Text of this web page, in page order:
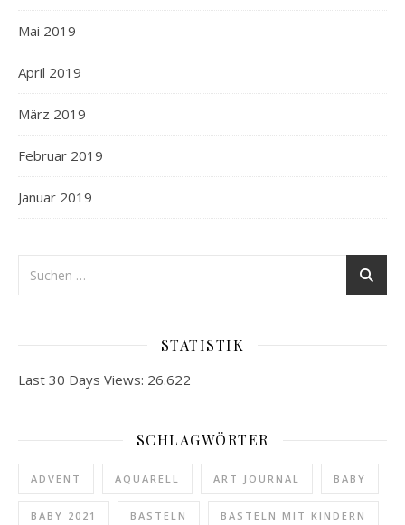
Mai 2019
April 2019
März 2019
Februar 2019
Januar 2019
STATISTIK
Last 30 Days Views: 26.622
SCHLAGWÖRTER
ADVENT AQUARELL ART JOURNAL BABY
BABY 2021 BASTELN BASTELN MIT KINDERN